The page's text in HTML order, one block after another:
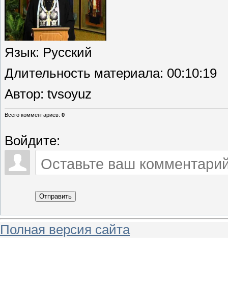
Язык: Русский
Длительность материала: 00:10:19
Автор: tvsoyuz
Всего комментариев: 0
Войдите:
Отправить
Полная версия сайта